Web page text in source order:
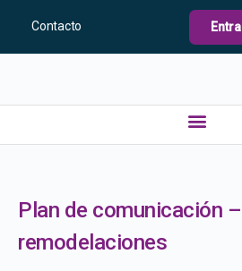
Contacto Entra
Plan de comunicación –
remodelaciones